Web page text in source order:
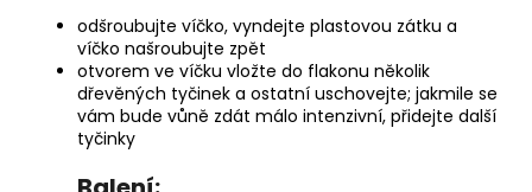
odšroubujte víčko, vyndejte plastovou zátku a
víčko našroubujte zpět
otvorem ve víčku vložte do flakonu několik
dřevěných tyčinek a ostatní uschovejte; jakmile se
vám bude vůně zdát málo intenzivní, přidejte další
tyčinky